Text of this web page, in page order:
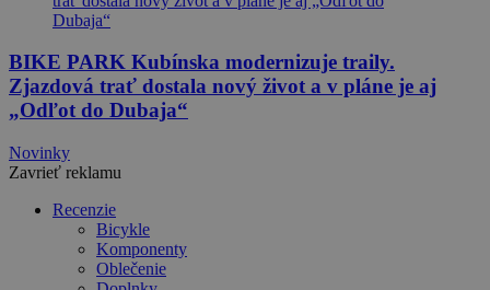
BIKE PARK Kubínska modernizuje traily.
Zjazdová trať dostala nový život a v pláne je aj
„Odľot do Dubaja“
Novinky
Zavrieť reklamu
Recenzie
Bicykle
Komponenty
Oblečenie